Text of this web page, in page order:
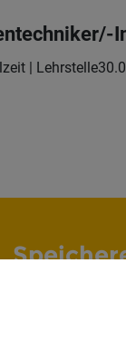
| Lehrstelle